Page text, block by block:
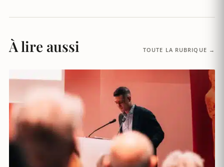
À lire aussi TOUTE LA RUBRIQUE →